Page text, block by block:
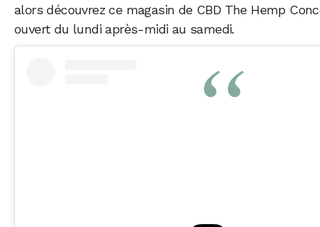
alors découvrez ce magasin de CBD The Hemp
ouvert du lundi après-midi au samedi.